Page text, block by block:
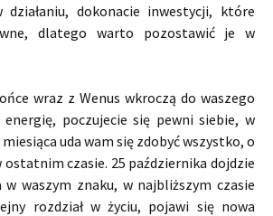
działaniu, dokonacie inwestycji, które
dlatego warto pozostawić je w
wraz z Wenus wkroczą do waszego
energię, poczujecie się pewni siebie, w
uda wam się zdobyć wszystko, o
czasie. 25 października dojdzie
w waszym znaku, w najbliższym czasie
rozdział w życiu, pojawi się nowa